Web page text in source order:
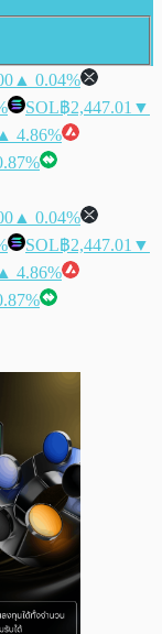
▲ 0.04%
SOL฿2,447.01 ▼
▲ 4.86%
▲ 0.04%
SOL฿2,447.01 ▼
▲ 4.86%